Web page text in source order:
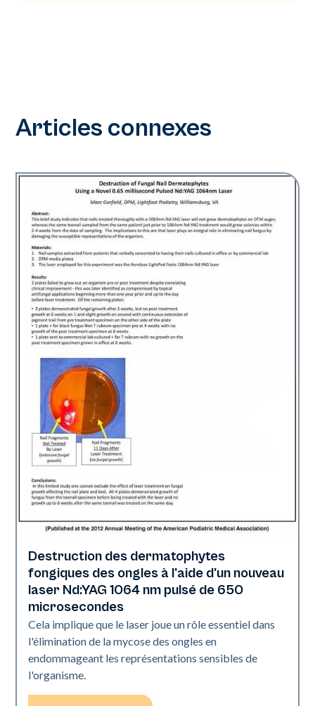
Articles connexes
Ongles
Destruction des dermatophytes
fongiques des ongles à l'aide d'un nouveau
laser Nd:YAG 1064 nm pulsé de 650
microsecondes
Cela implique que le laser joue un rôle essentiel dans
l'élimination de la mycose des ongles en
endommageant les représentations sensibles de
l'organisme.